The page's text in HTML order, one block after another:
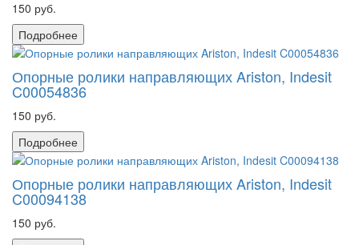
150 руб.
Подробнее
Опорные ролики направляющих Ariston, Indesit
C00054836
150 руб.
Подробнее
Опорные ролики направляющих Ariston, Indesit
C00094138
150 руб.